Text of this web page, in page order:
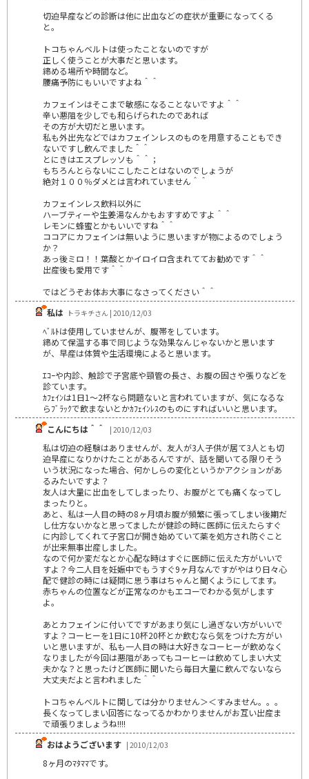
切迫早産などの診断は他に出血などの症状が重要になってくる
と。
トコちゃんベルトは使ったことないのですが
正しく使うことが大事だと思います。
締める場所や時間など。
腰痛予防にもいいですよね＾＾
カフェインはそこまで敏感になることないですよ＾＾
辛い悪阻を少しでも和らげられたのであれば
その方が大切だと思います。
私も外出先などではカフェインレスのものを用意することもでき
ないですし飲んでました＾＾
とにきはエスプレッソも＾＾；
もちろんとらないにこしたことはないのでしょうが
絶対１００％ダメとは言われていません＾＾
カフェインレス飲料以外に
ハーブティーや生姜湯なんかもおすすめですよ＾＾
レモンに蜂蜜とかもいいですね＾＾
ココアにカフェインは無いように思いますが物によるのでしょう
か？
あっ後ミロ！！葉酸とかイロイロ含まれててお勧めです＾＾
出産後も愛用です＾＾
ではどうぞお体お大事になさってください＾＾
私は トラキチさん | 2010/12/03
ﾍﾞﾙﾄは使用していませんが、腹帯をしています。
締めて保温する事で同じような効果なんじゃないかと思います
が、早産は体質や生活環境によると思います。
ｴｺｰや内診、触診で子宮底や頸管の長さ、お腹の固さや張りなどを
診ています。
ｶﾌｪｲﾝは1日1～2杯なら問題ないと言われていますが、気になるな
らﾌﾞﾗｯｸで飲まないとかｶﾌｪｲﾝﾚｽのものにすればいいと思います。
こんにちは＾＾
| 2010/12/03
私は切迫の経験はありませんが、友人が3人子供が居て3人とも切
迫早産になりかけたことがあるんですが、話を聞いてる限りそう
いう状況になった場合、何かしらの変化というかアクションがあ
るみたいですよ？
友人は大量に出血をしてしまったり、お腹がとても痛くなってし
まったりと。
あと、私は一人目の時の8ヶ月頃お腹が頻繁に張ってしまい後期だ
し仕方ないかなと思ってましたが健診の時に医師に伝えたらすぐ
に内診してくれて子宮口が開き始めていて薬を処方され防ぐこと
が出来無事出産しました。
なので何か変だなとか心配な時はすぐに医師に伝えた方がいいで
すよ？今二人目を妊娠中でもうすぐ9ヶ月なんですがやはり日々心
配で健診の時には疑問に思う事はちゃんと聞くようにしてます。
赤ちゃんの位置などが正常なのかもエコーでわかる気がします
よ。
あとカフェインに付いてですがあまり気にし過ぎない方がいいで
すよ？コーヒーを1日に10杯20杯とか飲むなら気をつけた方がい
いと思いますが、私も一人目の時は大好きなコーヒーが飲めなく
なりましたが今回は悪阻があってもコーヒーは飲めてしまい大丈
夫かな？と思ったけど医師に聞いたら毎日大量に飲んでないなら
大丈夫だよと言われました＾＾
トコちゃんベルトに関しては分かりません＞＜すみません。。。
長くなってしまい回答になってるかわかりませんがお互い出産ま
で頑張りましょうね!!!!
おはようございます | 2010/12/03
8ヶ月のﾏﾀﾏﾏです。